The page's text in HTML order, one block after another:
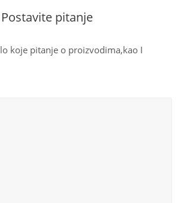
Postavite pitanje
koje pitanje o proizvodima,kao I